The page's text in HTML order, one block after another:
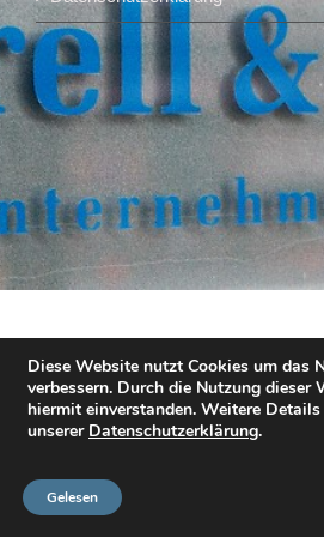
Diese Website nutzt Cookies um das
verbessern. Durch die Nutzung dieser
hiermit einverstanden. Weitere
unserer Datenschutzerklärung.
Gelesen